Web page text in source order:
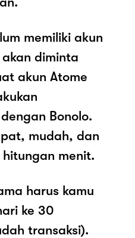
memiliki akun
diminta
akun Atome
Bonolo.
mudah, dan
menit.
harus kamu
ke 30
transaksi).